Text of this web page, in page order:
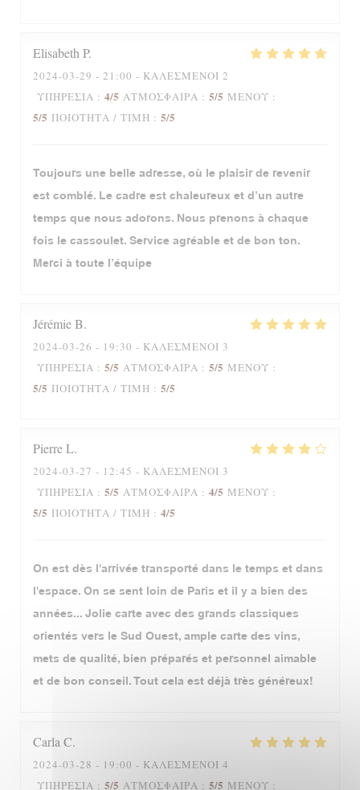
ElisabethP
2024-03-29 - 21:00 - ΚΑΛΕΣΜΈΝΟΙ 2
ΥΠΗΡΕΣΊΑ : 4/5 ΑΤΜΌΣΦΑΙΡΑ : 5/5 ΜΕΝΟΎ :
5/5 ΠΟΙΌΤΗΤΑ / ΤΙΜΉ : 5/5
Toujours une belle adresse, où le plaisir de revenir
est comblé. Le cadre est chaleureux et d’un autre
temps que nous adorons. Nous prenons à chaque
fois le cassoulet. Service agréable et de bon ton.
Merci à toute l’équipe
JérémieB
2024-03-26 - 19:30 - ΚΑΛΕΣΜΈΝΟΙ 3
ΥΠΗΡΕΣΊΑ : 5/5 ΑΤΜΌΣΦΑΙΡΑ : 5/5 ΜΕΝΟΎ :
5/5 ΠΟΙΌΤΗΤΑ / ΤΙΜΉ : 5/5
PierreL
2024-03-27 - 12:45 - ΚΑΛΕΣΜΈΝΟΙ 3
ΥΠΗΡΕΣΊΑ : 5/5 ΑΤΜΌΣΦΑΙΡΑ : 4/5 ΜΕΝΟΎ :
5/5 ΠΟΙΌΤΗΤΑ / ΤΙΜΉ : 4/5
On est dès l'arrivée transporté dans le temps et dans
l'espace. On se sent loin de Paris et il y a bien des
années... Jolie carte avec des grands classiques
orientés vers le Sud Ouest, ample carte des vins,
mets de qualité, bien préparés et personnel aimable
et de bon conseil. Tout cela est déjà très généreux!
CarlaC
2024-03-28 - 19:00 - ΚΑΛΕΣΜΈΝΟΙ 4
ΥΠΗΡΕΣΊΑ : 5/5 ΑΤΜΌΣΦΑΙΡΑ : 5/5 ΜΕΝΟΎ :